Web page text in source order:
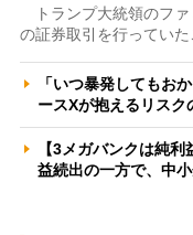
トランプ大統領のファ
の証券取引を行ってい
「いつ暴発してもお
ースXが抱えるリス
【3メガバンクは純
益続出の一方で、中